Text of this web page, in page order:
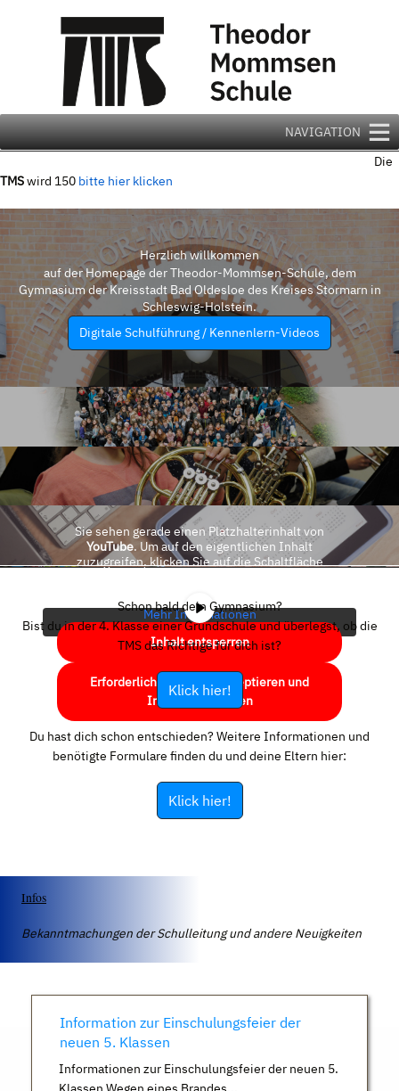
NAVIGATION
Die
TMSwird 150 bitte hier klicken
Herzlich willkommen
auf der Homepage der Theodor-Mommsen-Schule, dem
Gymnasium der Kreisstadt Bad Oldesloe des Kreises Stormarn in
Schleswig-Holstein.
Digitale Schulführung / Kennenlern-Videos
Sie sehen gerade einen Platzhalterinhalt von
YouTube. Um auf den eigentlichen Inhalt
zuzugreifen, klicken Sie auf die Schaltfläche
Mehr Informationen
Inhalt entsperren
Erforderlichen Service akzeptieren und
Inhalte entsperren
Schon bald dein Gymnasium?
Bist du in der 4. Klasse einer Grundschule und überlegst, ob die
TMS das Richtige für dich ist?
Klick hier!
Du hast dich schon entschieden? Weitere Informationen und
benötigte Formulare finden du und deine Eltern hier:
Klick hier!
Infos
Bekanntmachungen der Schulleitung und andere Neuigkeiten
Information zur Einschulungsfeier der
neuen 5. Klassen
Informationen zur Einschulungsfeier der neuen 5.